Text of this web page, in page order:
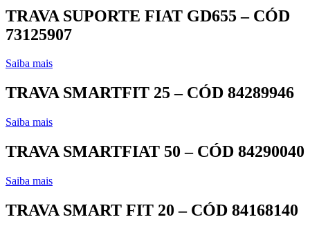
TRAVA SUPORTE FIAT GD655 – CÓD
73125907
Saiba mais
TRAVA SMARTFIT 25 – CÓD 84289946
Saiba mais
TRAVA SMARTFIAT 50 – CÓD 84290040
Saiba mais
TRAVA SMART FIT 20 – CÓD 84168140